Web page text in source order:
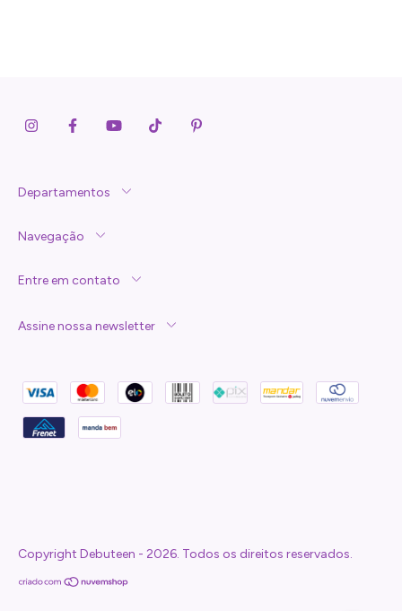
Departamentos
Navegação
Entre em contato
Assine nossa newsletter
Copyright Debuteen - 2026. Todos os direitos reservados.